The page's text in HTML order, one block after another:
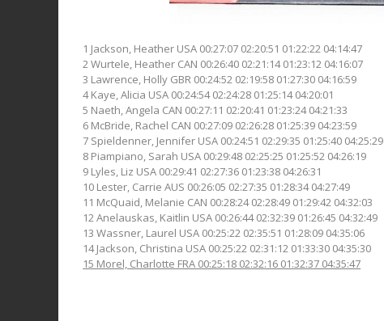
1 Jackson, Heather USA 00:27:07 02:20:51 01:22:22 04:14:47
2 Wurtele, Heather CAN 00:26:40 02:21:14 01:23:12 04:16:07
3 Lawrence, Holly GBR 00:24:52 02:19:58 01:27:30 04:16:59
4 Kaye, Alicia USA 00:24:54 02:24:28 01:25:14 04:20:01
5 Naeth, Angela CAN 00:27:11 02:20:41 01:23:24 04:21:33
6 McBride, Rachel CAN 00:27:09 02:26:28 01:25:39 04:23:59
7 Spieldenner, Jennifer USA 00:24:51 02:29:35 01:25:40 04:25:29
8 Piampiano, Sarah USA 00:29:48 02:25:25 01:25:52 04:26:19
9 Lyles, Liz USA 00:29:41 02:27:36 01:23:38 04:26:31
10 Lester, Carrie AUS 00:26:05 02:27:35 01:28:34 04:27:49
11 McQuaid, Melanie CAN 00:28:24 02:28:49 01:29:42 04:32:03
12 Anelauskas, Kaitlin USA 00:26:44 02:32:39 01:26:45 04:32:49
13 Wassner, Laurel USA 00:25:22 02:35:51 01:28:09 04:35:06
14 Jackson, Christina USA 00:25:22 02:31:12 01:33:30 04:35:30
15 Morel, Charlotte FRA 00:25:18 02:32:16 01:32:37 04:35:47